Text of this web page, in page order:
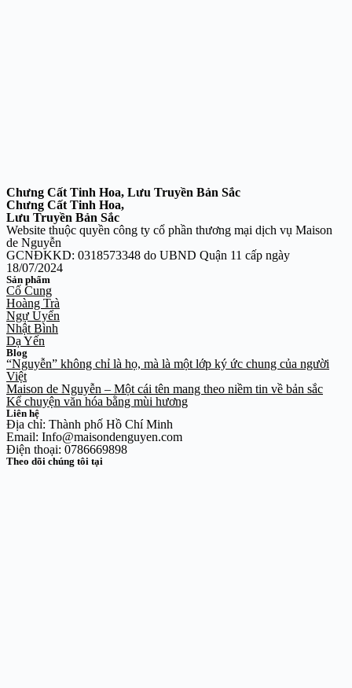
Chưng Cất Tinh Hoa, Lưu Truyền Bản Sắc
Chưng Cất Tinh Hoa,
Lưu Truyền Bản Sắc
Website thuộc quyền công ty cổ phần thương mại dịch vụ Maison
de Nguyễn
GCNĐKKD: 0318573348 do UBND Quận 11 cấp ngày
18/07/2024
Sản phẩm
Cố Cung
Hoàng Trà
Ngự Uyển
Nhật Bình
Dạ Yến
Blog
“Nguyễn” không chỉ là họ, mà là một lớp ký ức chung của người
Việt
Maison de Nguyễn – Một cái tên mang theo niềm tin về bản sắc
Kể chuyện văn hóa bằng mùi hương
Liên hệ
Địa chỉ: Thành phố Hồ Chí Minh
Email: Info@maisondenguyen.com
Điện thoại: 0786669898
Theo dõi chúng tôi tại